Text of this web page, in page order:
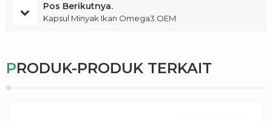
Pos Berikutnya.
Kapsul Minyak Ikan Omega3 OEM
PRODUK-PRODUK TERKAIT